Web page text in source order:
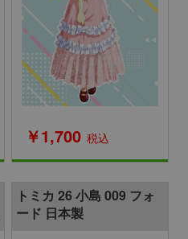
￥1,700 税込
トミカ 26 小島 009 フォ
ード 日本製